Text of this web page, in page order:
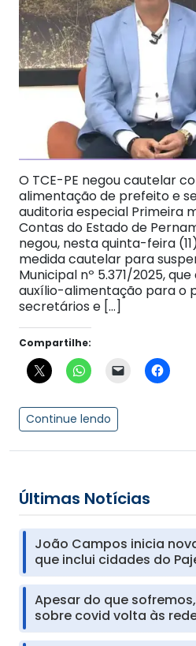
O TCE-PE negou cautelar
alimentação de prefeito e
auditoria especial Primeira
Contas do Estado de
negou, nesta quinta-feira
medida cautelar para
Municipal nº 5.371/2025,
auxílio-alimentação para o
secretários e […]
Compartilhe:
Continue lendo
Últimas Notícias
João Campos inicia
que inclui cidades do
Apesar do que
sobre covid volta às